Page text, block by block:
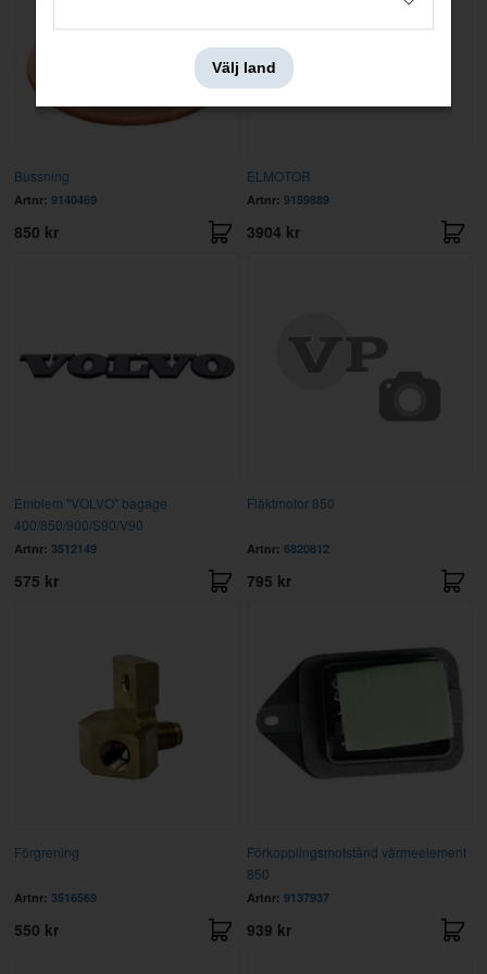
Bussning
Artnr: 9140469
850 kr
ELMOTOR
Artnr: 9159889
3904 kr
Emblem "VOLVO" bagage
400/850/900/S90/V90
Artnr: 3512149
575 kr
Fläktmotor 850
Artnr: 6820812
795 kr
Förgrening
Artnr: 3516569
550 kr
Förkopplingsmotstånd värmeelement
850
Artnr: 9137937
939 kr
Välj land